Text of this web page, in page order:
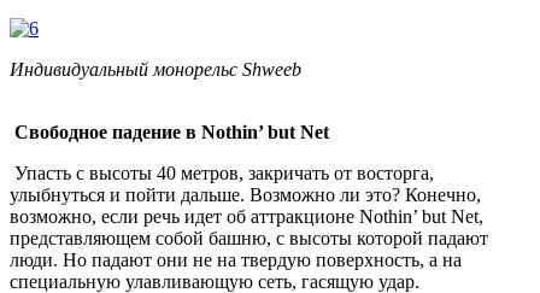
Индивидуальный монорельс Shweeb
Свободное падение в Nothin’ but Net
Упасть с высоты 40 метров, закричать от восторга,
улыбнуться и пойти дальше. Возможно ли это? Конечно,
возможно, если речь идет об аттракционе Nothin’ but Net,
представляющем собой башню, с высоты которой падают
люди. Но падают они не на твердую поверхность, а на
специальную улавливающую сеть, гасящую удар.